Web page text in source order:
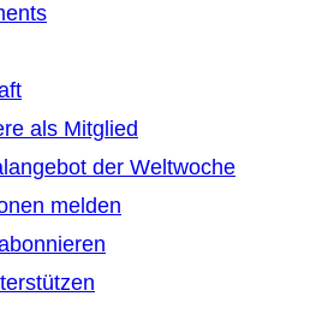
als Mitglied
der Weltwoche
melden